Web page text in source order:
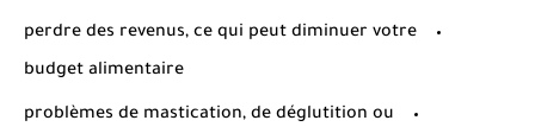
perdre des revenus, ce qui peut diminuer votre
budget alimentaire
problèmes de mastication, de déglutition ou